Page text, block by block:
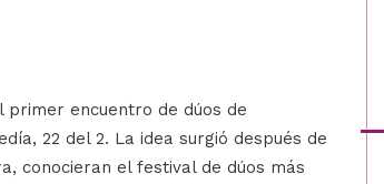
primer encuentro de dúos de
22 del 2. La idea surgió después de
conocieran el festival de dúos más